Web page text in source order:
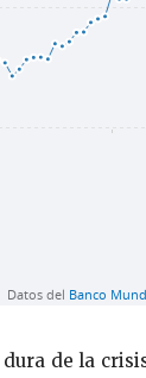
de la